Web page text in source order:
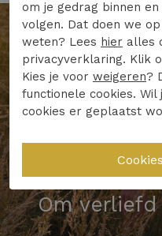
Blazers
Om
om je gedrag binnen
volgen. Dat doen we
weten? Lees hier alles
privacyverklaring. Klik
Kies je voor weigeren?
functionele cookies.
cookies er geplaatst